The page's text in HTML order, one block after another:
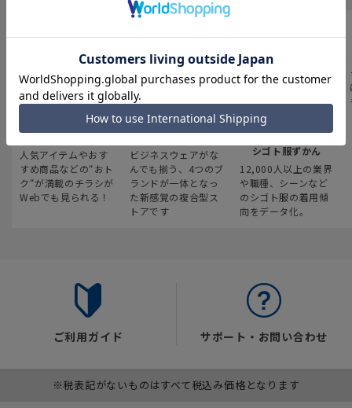
最新のお買い得情報
人気アイテムやおす
すめ商品などの“おト
ク“が満載のチラシが
Webでも見られる！
スーツスクエア
ビジネスウェアがな
んでも揃う、4つのブ
ランドが一体となっ
た新感覚の複合型ス
トアです
みんなの
シゴト服ずかん
12,000人以上の業界
や職種、シーンなど
のシゴト服の着用傾
向をデータ化。
ご利用ガイド サポート・お問い合わせ
※税表記がないものはすべて税込み価格となります